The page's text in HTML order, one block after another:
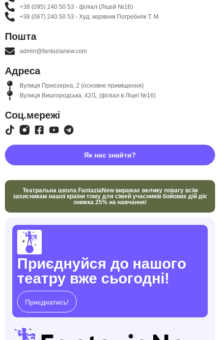
+38 (095) 240 50 53 - філіал (Ліцей №16)
+38 (067) 240 50 53 - Худ. керівник Погребняк Т. М.
Пошта
admin@fantazianew.com
Адреса
Вулиця Приозерна, 2 (основне приміщення)
Вулиця Вишгородська, 42/1, (філіал в Ліцеї №16)
Соц.мережі
Як нас знайти?
Театральна школа FantaziaNew виражає велику повагу всім
захисникам нашої країни тому для сімей учасників бойових дій діє
знижка 25% на навчання!
Приєднуйся до нашого
театру вже сьогодні!
Приєднатись!